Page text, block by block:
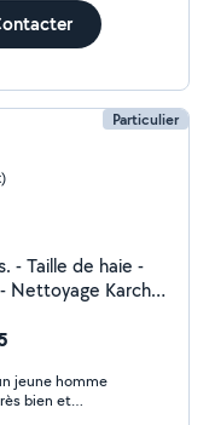
Particulier
- Taille de haie -
Nettoyage Karcher
je
soit pour un
: un jardin
jeune homme
bien et